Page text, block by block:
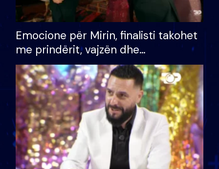
Emocione për Mirin, finalisti takohet
me prindërit, vajzën dhe
bashkëshorten: S’kemi ndonjë letër
divorci apo jo?